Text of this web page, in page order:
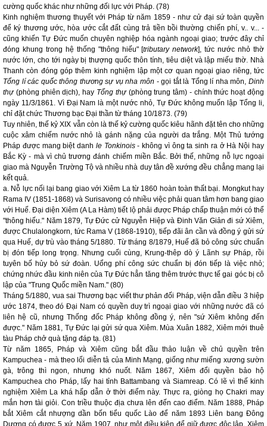
cường quốc khác như những đối lực với Pháp. (78)
Kinh nghiệm thương thuyết với Pháp từ năm 1859 - như cử đại sứ toàn quyền
để ký thương ước, hòa ước cắt đất cùng trả tiền bồi thường chiến phí, v.. v... -
cũng khiến Tự Đức muốn chuyên nghiệp hóa ngành ngoại giao; trước đây chỉ
đóng khung trong hệ thống "thông hiếu" [tributary network], tức nước nhỏ thờ
nước lớn, cho tới ngày bị thượng quốc thôn tính, tiêu diệt và lập miếu thờ. Nhà
Thanh còn đóng góp thêm kinh nghiệm lập một cơ quan ngoại giao riêng, tức
Tổng lí các quốc thông thương sự vụ nha môn - gọi tắt là Tổng lí nha môn,Dinh
thự(phòng phiên dịch), hay Tổng thự (phòng trung tâm) - chính thức hoạt động
ngày 11/3/1861. Vì Đại Nam là một nước nhỏ, Tự Đức không muốn lập Tổng li,
chỉ đặt chức Thương bạc Đại thần từ tháng 10/1873. (79)
Tuy nhiên, thế kỷ XIX vẫn còn là thế kỷ cường quốc kiêu hãnh đặt tên cho những
cuộc xâm chiếm nước nhỏ là gánh nặng của người da trắng. Một Thủ tướng
Pháp được mang biệt danh le Tonkinois- không vì ông ta sinh ra ở Hà Nội hay
Bắc Kỳ - mà vì chủ trương đánh chiếm miền Bắc. Bởi thế, những nỗ lực ngoại
giao mà Nguyễn Trường Tộ và nhiều nhà duy tân đề xướng đều chẳng mang lại
kết quả.
a. Nỗ lực nối lại bang giao với Xiêm La từ 1860 hoàn toàn thất bại. Mongkut hay
Rama IV (1851-1868) và Surisavong có nhiều việc phải quan tâm hơn bang giao
với Huế. Đại diện Xiêm (A La Hàm) tiết lộ phải được Pháp chấp thuận mới có thể
"thông hiếu." Năm 1879, Tự Đức cử Nguyễn Hiệp và Đinh Văn Giản đi sứ Xiêm,
được Chulalongkorn, tức Rama V (1868-1910), tiếp đãi ân cần và đồng ý gửi sứ
qua Huế, dự trù vào tháng 5/1880. Từ tháng 8/1879, Huế đã bỏ công sức chuẩn
bị đón tiếp long trọng. Nhưng cuối cùng, Krung-thêp dò ý Lãnh sự Pháp, rồi
tuyên bố hủy bỏ sứ đoàn. Uổng phí công sức chuẩn bị đón tiếp là việc nhỏ;
chứng nhức đầu kinh niên của Tự Đức hẳn tăng thêm trước thực tế gai góc bị cô
lập của "Trung Quốc miền Nam." (80)
Tháng 5/1880, vua sai Thương bạc viết thư phản đối Pháp, viện dẫn điều 3 hiệp
ước 1874, theo đó Đại Nam có quyền duy trì ngoại giao với những nước đã có
liên hệ cũ, nhưng Thống đốc Pháp không đồng ý, nên "sứ Xiêm không đến
được." Năm 1881, Tự Đức lại gửi sứ qua Xiêm. Mùa Xuân 1882, Xiêm mới thuê
tàu Pháp chở quà tặng đáp tạ. (81)
Từ năm 1865, Pháp và Xiêm cũng bắt đầu thảo luận về chủ quyền trên
Kampuchea - mà theo lối diễn tả của Minh Mạng, giống như miếng xương sườn
gà, trông thì ngon, nhưng khó nuốt. Năm 1867, Xiêm đổi quyền bảo hộ
Kampuchea cho Pháp, lấy hai tỉnh Battambang và Siamreap. Có lẽ vì thế kinh
nghiệm Xiêm La khá hấp dẫn ở thời điểm này. Thực ra, giòng họ Chakri may
mắn hơn tài giỏi. Con triều thuộc địa chưa lên đến cao điểm. Năm 1888, Pháp
bắt Xiêm cắt nhượng dần bốn tiểu quốc Lào để năm 1893 Liên bang Đông
Dương có được 5 xứ. Năm 1907, như một điều kiện để giữ được độc lập, Xiêm